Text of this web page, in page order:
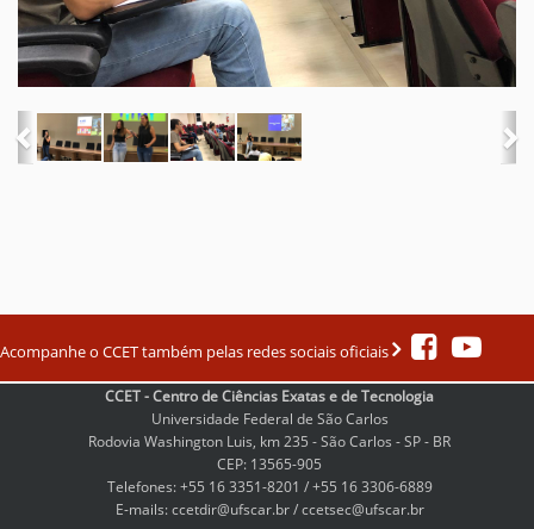
Acompanhe o CCET também pelas redes sociais oficiais
CCET - Centro de Ciências Exatas e de Tecnologia
Universidade Federal de São Carlos
Rodovia Washington Luis, km 235 - São Carlos - SP - BR
CEP: 13565-905
Telefones: +55 16 3351-8201 / +55 16 3306-6889
E-mails: ccetdir@ufscar.br / ccetsec@ufscar.br